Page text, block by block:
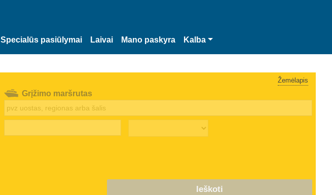
Specialūs pasiūlymai Laivai Mano paskyra Kalba
Žemėlapis
Grįžimo maršrutas
Ieškoti